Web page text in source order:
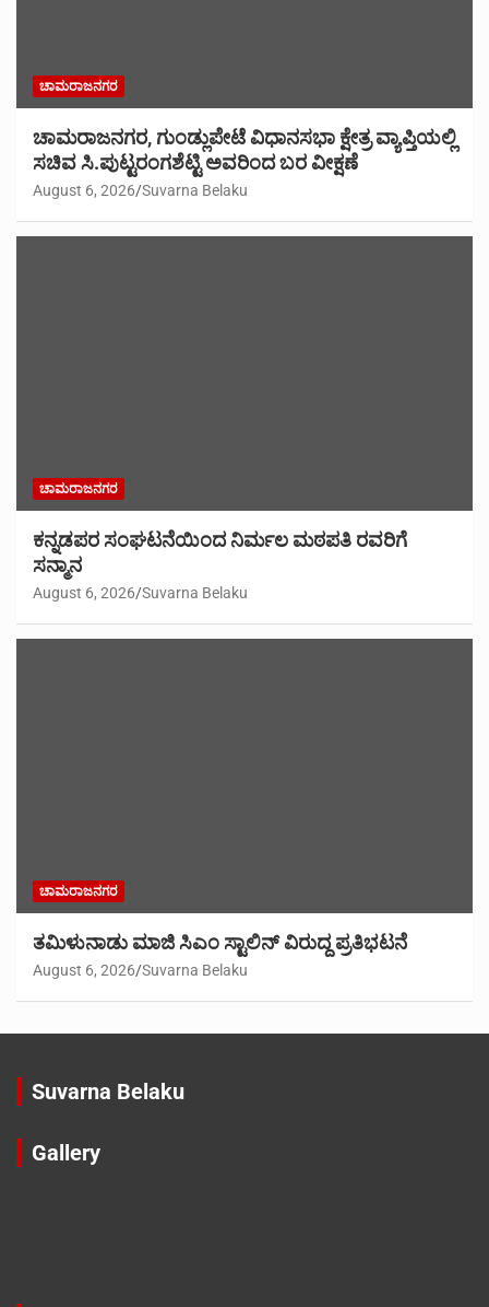
ಚಾಮರಾಜನಗರ
ಚಾಮರಾಜನಗರ, ಗುಂಡ್ಲುಪೇಟೆ ವಿಧಾನಸಭಾ ಕ್ಷೇತ್ರ ವ್ಯಾಪ್ತಿಯಲ್ಲಿ
ಸಚಿವ ಸಿ.ಪುಟ್ಟರಂಗಶೆಟ್ಟಿ ಅವರಿಂದ ಬರ ವೀಕ್ಷಣೆ
August 6, 2026 Suvarna Belaku
ಚಾಮರಾಜನಗರ
ಕನ್ನಡಪರ ಸಂಘಟನೆಯಿಂದ ನಿರ್ಮಲ ಮಠಪತಿ ರವರಿಗೆ
ಸನ್ಮಾನ
August 6, 2026 Suvarna Belaku
ಚಾಮರಾಜನಗರ
ತಮಿಳುನಾಡು ಮಾಜಿ ಸಿಎಂ ಸ್ಟಾಲಿನ್ ವಿರುದ್ದ ಪ್ರತಿಭಟನೆ
August 6, 2026 Suvarna Belaku
Suvarna Belaku
Gallery